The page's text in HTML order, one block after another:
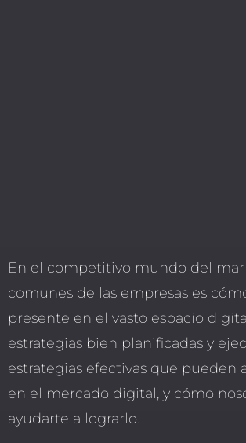
En el competitivo mundo del
comunes de las empresas es
presente en el vasto espacio
estrategias bien planificadas y
estrategias efectivas que pueden
en el mercado digital, y cómo
ayudarte a lograrlo.